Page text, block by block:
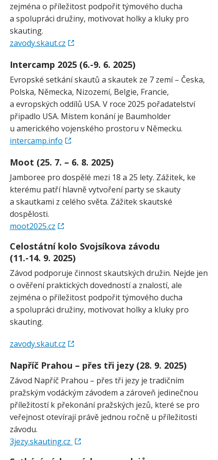
zejména o příležitost podpořit týmového ducha
a spolupráci družiny, motivovat holky a kluky pro
skauting.
zavody.skaut.cz
Intercamp 2025 (6.-9. 6. 2025)
Evropské setkání skautů a skautek ze 7 zemí – Česka,
Polska, Německa, Nizozemí, Belgie, Francie,
a evropských oddílů USA. V roce 2025 pořadatelství
připadlo USA. Místem konání je Baumholder
u amerického vojenského prostoru v Německu.
intercamp.info
Moot (25. 7. – 6. 8. 2025)
Jamboree pro dospělé mezi 18 a 25 lety. Zážitek, ke
kterému patří hlavně vytvoření party se skauty
a skautkami z celého světa. Zážitek skautské
dospělosti.
moot2025.cz
Celostátní kolo Svojsíkova závodu
(11.-14. 9. 2025)
Závod podporuje činnost skautských družin. Nejde jen
o ověření praktických dovedností a znalostí, ale
zejména o příležitost podpořit týmového ducha
a spolupráci družiny, motivovat holky a kluky pro
skauting.
zavody.skaut.cz
Napříč Prahou – přes tři jezy (28. 9. 2025)
Závod Napříč Prahou – přes tři jezy je tradičním
pražským vodáckým závodem a zároveň jedinečnou
příležitostí k překonání pražských jezů, které se pro
veřejnost otevírají právě jednou ročně u příležitosti
závodu.
3jezy.skauting.cz